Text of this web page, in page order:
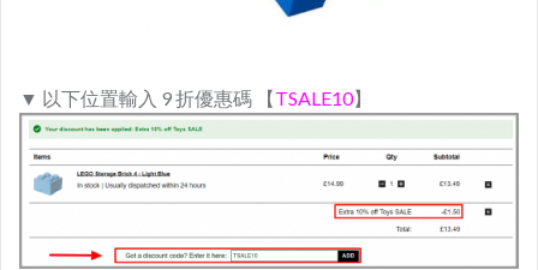
▼ 以下位置輸入 9 折優惠碼 【TSALE10】